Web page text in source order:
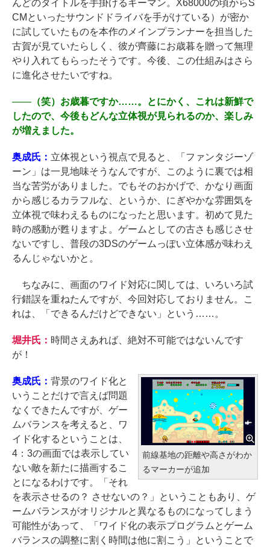
んどのタイトルを手掛けるキーマン。X68000の頃からS
CMといったサウンドドライバを手がけている）が密か
に試していたものを本作のメインプランナーを担当した
古賀が見ていたらしく、彼が齊藤にお歳暮を贈って無理
やり入れてもらったそうです。今後、この仕組みはさら
に進化させたいですね。
――（笑）お歳暮ですか……。とにかく、これは新鮮で
したので、今後もどんな立体視が見られるのか、楽しみ
が増えました。
奥成氏： 立体視という視点で見ると、「ファンタジーゾ
ーン」は一見地味そうなんですが、このように裏では相
当な苦労がありました。でもそのおかげで、かなり画面
から感じるカラフルな、というか、にぎやかな雰囲気を
立体視で味わえるものになったと思います。初めて見た
時の感動が甦りますよ。ゲームとしての古さも感じさせ
ないですし、普段の3DSのゲームっぽい立体感が味わえ
るんじゃないかと。
ちなみに、画面のワイド対応に関しては、いろいろ試
行錯誤を重ねたんですが、今回対応しておりません。こ
れは、「できるんだけどできない」という……。
堀井氏： 時間さえあれば、絶対不可能ではないんです
が！
前線基地の距離や高さがわか
るマーカーが追加
奥成氏： 背景のワイド化と
いうことだけで言えば問題
なくできたんですが、ゲー
ムバランスを考えると、ワ
イド化するということは、
4：3の画面では表示してい
ない敵を新たに描画するこ
とになるわけです。「それ
を表示させるの？ させないの？」ということもあり、ゲ
ームバランスがオリジナルと異なるものになってしまう
可能性があって、「ワイド化の表示プログラムとゲーム
バランスの調整に割く時間は他に割こう」ということで